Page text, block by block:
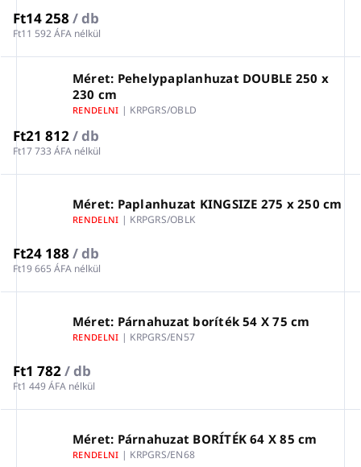
Ft14 258 / db
Ft11 592 ÁFA nélkül
Méret: Pehelypaplanhuzat DOUBLE 250 x
230 cm
RENDELNI | KRPGRS/OBLD
Ft21 812/ db
Ft17 733 ÁFA nélkül
Méret: Paplanhuzat KINGSIZE 275 x 250 cm
RENDELNI | KRPGRS/OBLK
Ft24 188 / db
Ft19 665 ÁFA nélkül
Méret: Párnahuzat boríték 54 X 75 cm
RENDELNI | KRPGRS/EN57
Ft1 782/ db
Ft1 449 ÁFA nélkül
Méret: Párnahuzat BORÍTÉK 64 X 85 cm
RENDELNI | KRPGRS/EN68